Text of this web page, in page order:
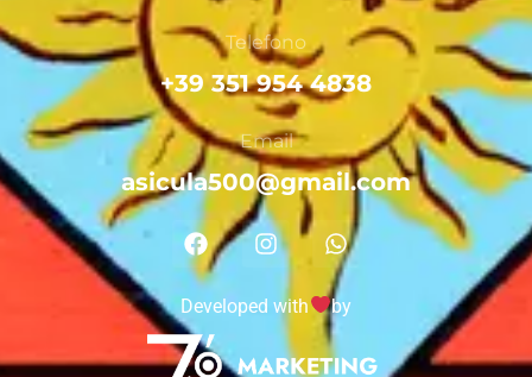
Telefono
+39 351 954 4838
Email
asicula500@gmail.com
Developed with by